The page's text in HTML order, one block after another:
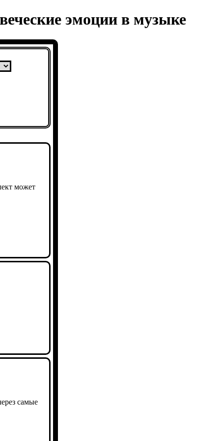
эмоции в музыке
может
самые